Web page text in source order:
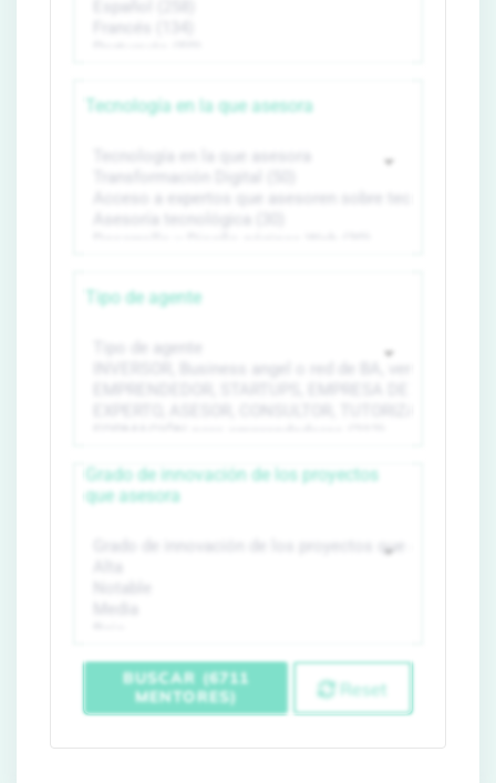
Tecnología en la que asesora
Tipo de agente
Grado de innovación de los proyectos
que asesora
BUSCAR (6711
MENTORES)
Reset